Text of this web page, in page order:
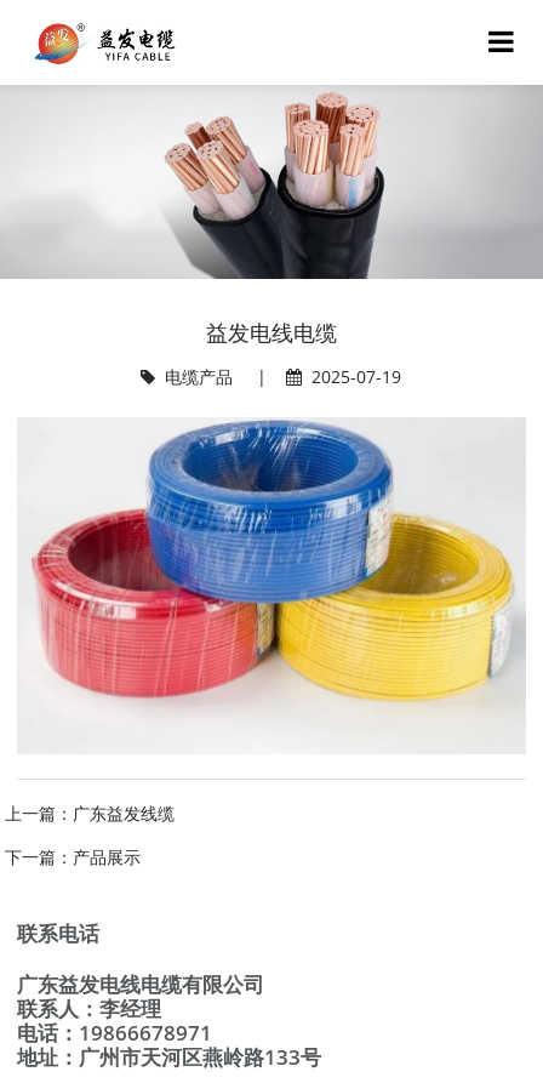
益发电线电缆
电缆产品 | 2025-07-19
上一篇： 广东益发线缆
下一篇： 产品展示
联系电话
广东益发电线电缆有限公司
联系人：李经理
电话：19866678971
地址：广州市天河区燕岭路133号